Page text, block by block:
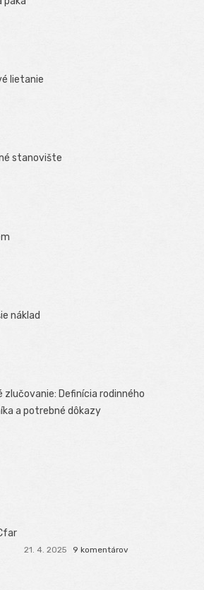
lietanie
stanovište
náklad
zlučovanie: Definícia rodinného
a potrebné dôkazy
21. 4. 2025 9 komentárov